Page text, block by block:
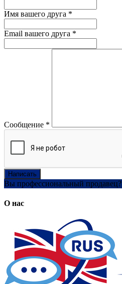
Имя вашего друга *
Email вашего друга *
Сообщение *
Написать
Вы профессиональный продавец?
О нас